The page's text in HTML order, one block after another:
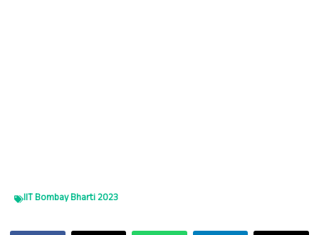
IIT Bombay Bharti 2023